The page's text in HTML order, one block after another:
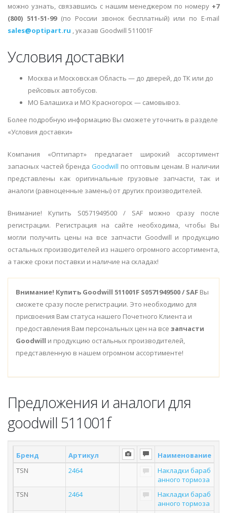
можно узнать, связавшись с нашим менеджером по номеру +7
(800) 511-51-99(по России звонок бесплатный) или по E-mail
sales@optipart.ru , указав Goodwill 511001F
Условия доставки
Москва и Московская Область — до дверей, до ТК или до
рейсовых автобусов.
МО Балашиха и МО Красногорск — самовывоз.
Более подробную информацию Вы сможете уточнить в разделе
«Условия доставки»
Компания «Оптипарт» предлагает широкий ассортимент
запасных частей бренда Goodwill по оптовым ценам. В наличии
представлены как оригинальные грузовые запчасти, так и
аналоги (равноценные замены) от других производителей.
Внимание! Купить S0571949500 / SAF можно сразу после
регистрации. Регистрация на сайте необходима, чтобы Вы
могли получить цены на все запчасти Goodwill и продукцию
остальных производителей из нашего огромного ассортимента,
а также сроки поставки и наличие на складах!
Внимание! Купить Goodwill 511001F S0571949500 / SAF Вы
сможете сразу после регистрации. Это необходимо для
присвоения Вам статуса нашего Почетного Клиента и
предоставления Вам персональных цен на все запчасти
Goodwill и продукцию остальных производителей,
представленную в нашем огромном ассортименте!
Предложения и аналоги для
goodwill 511001f
Бренд Артикул Наименование
TSN
2464
Накладки бараб
анного тормоза
TSN
2464
Накладки бараб
анного тормоза